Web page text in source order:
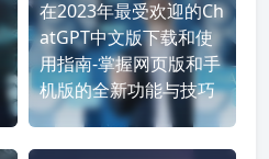
在2023年最受欢迎的Ch
atGPT中文版下载和使
用指南-掌握网页版和手
机版的全新功能与技巧